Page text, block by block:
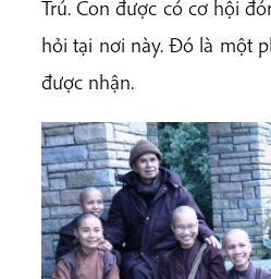
Trú. Con được có cơ hội
hỏi tại nơi này. Đó là một
được nhận.